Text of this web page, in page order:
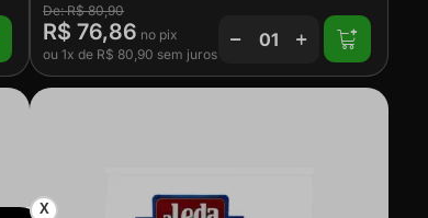
R$ 80,90
R$ 76,86
ou1x de R$ 80,90 sem juros
X